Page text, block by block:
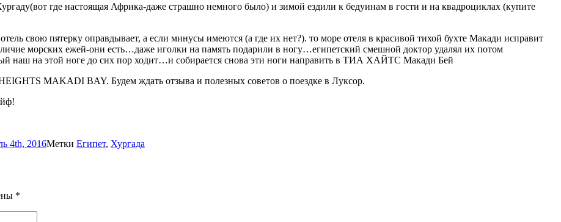
где настоящая Африка-даже страшно немного было) и зимой ездили к бедуинам в гости и на квадроциклах (купите
свою пятерку оправдывает, а если минусы имеются (а где их нет?). то море отеля в красивой тихой бухте Макади исправит
морских ежей-они есть…даже иголки на память подарили в ногу…египетский смешной доктор удалял их потом
наш на этой ноге до сих пор ходит…и собирается снова эти ноги направить в ТИА ХАЙТС Макади Бей
MAKADI BAY. Будем ждать отзыва и полезных советов о поездке в Луксор.
4th, 2016Метки Египет, Хургада
*